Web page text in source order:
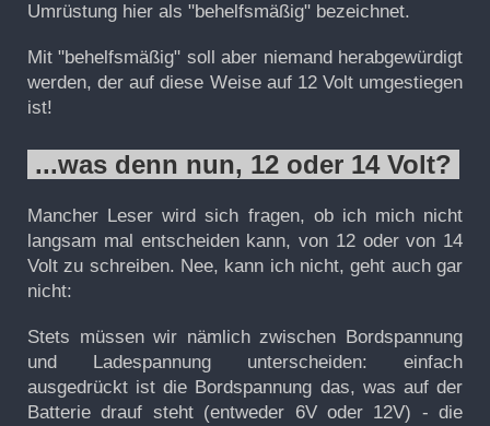
Umrüstung hier als "behelfsmäßig" bezeichnet.
Mit "behelfsmäßig" soll aber niemand herabgewürdigt
werden, der auf diese Weise auf 12 Volt umgestiegen
ist!
...was denn nun, 12 oder 14 Volt?
Mancher Leser wird sich fragen, ob ich mich nicht
langsam mal entscheiden kann, von 12 oder von 14
Volt zu schreiben. Nee, kann ich nicht, geht auch gar
nicht:
Stets müssen wir nämlich zwischen Bordspannung
und Ladespannung unterscheiden: einfach
ausgedrückt ist die Bordspannung das, was auf der
Batterie drauf steht (entweder 6V oder 12V) - die